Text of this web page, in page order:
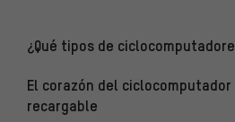
¿Qué tipos de
El corazón del
recargable